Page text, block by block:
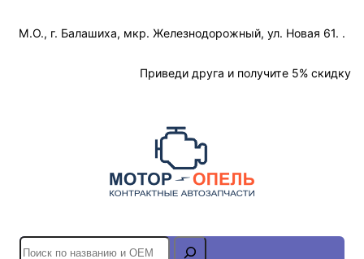
М.О., г. Балашиха, мкр. Железнодорожный, ул. Новая 61. .
Приведи друга и получите 5% скидку
S